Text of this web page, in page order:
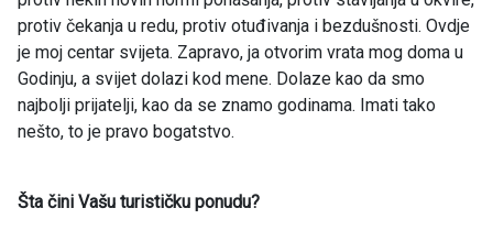
protiv čekanja u redu, protiv otuđivanja i bezdušnosti. Ovdje
je moj centar svijeta. Zapravo, ja otvorim vrata mog doma u
Godinju, a svijet dolazi kod mene. Dolaze kao da smo
najbolji prijatelji, kao da se znamo godinama. Imati tako
nešto, to je pravo bogatstvo.
Šta čini Vašu turističku ponudu?